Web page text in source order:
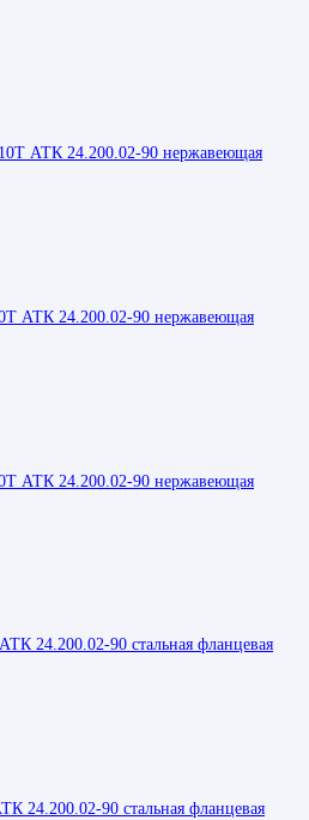
АТК 24.200.02-90 нержавеющая
АТК 24.200.02-90 нержавеющая
АТК 24.200.02-90 нержавеющая
24.200.02-90 стальная фланцевая
24.200.02-90 стальная фланцевая